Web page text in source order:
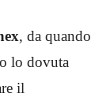
, da quando
lo dovuta
il